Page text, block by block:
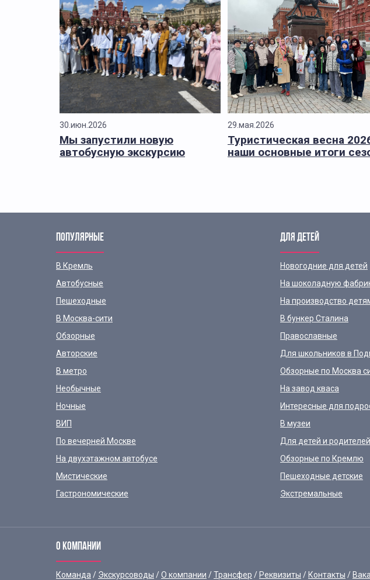
30.июн.2026
Мы запустили новую
автобусную экскурсию
29.мая.2026
Туристическая весна
наши основные итоги
ПОПУЛЯРНЫЕ
В Кремль
Автобусные
Пешеходные
В Москва-сити
Обзорные
Авторские
В метро
Необычные
Ночные
ВИП
По вечерней Москве
На двухэтажном автобусе
Мистические
Гастрономические
ДЛЯ ДЕТЕЙ
Новогодние для детей
На шоколадную
На производство
В бункер Сталина
Православные
Для школьников в
Обзорные по Москва
На завод кваса
Интересные для
В музеи
Для детей и родителей
Обзорные по Кремлю
Пешеходные детские
Экстремальные
О КОМПАНИИ
Команда Экскурсоводы О компании Трансфер Реквизиты Контакты